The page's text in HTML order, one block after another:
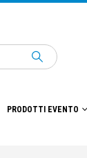
PRODOTTI EVENTO